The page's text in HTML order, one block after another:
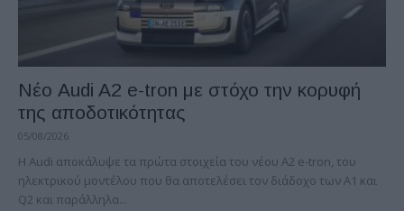
Νέο Audi A2 e-tron με στόχο την κορυφή
της αποδοτικότητας
05/08/2026
Η Audi αποκάλυψε τα πρώτα στοιχεία του νέου A2 e-tron, του
ηλεκτρικού μοντέλου που θα αποτελέσει τον διάδοχο των A1 και
Q2 και παράλληλα...